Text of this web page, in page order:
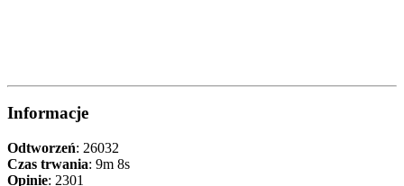
Informacje
Odtworzeń: 26032
Czas trwania: 9m 8s
Opinie: 2301